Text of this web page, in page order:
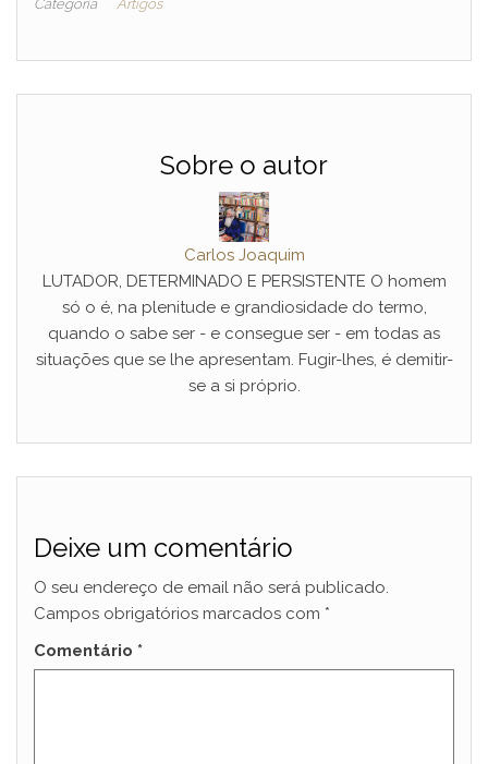
Categoria Artigos
Sobre o autor
Carlos Joaquim
LUTADOR, DETERMINADO E PERSISTENTE O homem
só o é, na plenitude e grandiosidade do termo,
quando o sabe ser - e consegue ser - em todas as
situações que se lhe apresentam. Fugir-lhes, é demitir-
se a si próprio.
Deixe um comentário
O seu endereço de email não será publicado.
Campos obrigatórios marcados com *
Comentário *